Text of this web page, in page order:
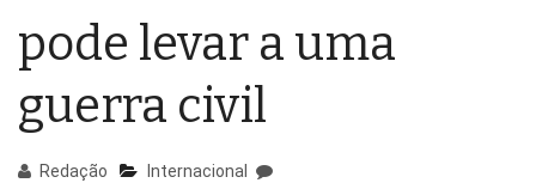
pode levar a uma
guerra civil
Redação Internacional